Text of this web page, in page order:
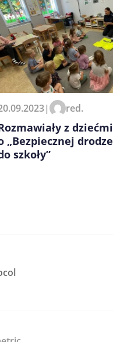
| red.
z dziećmi
„Bezpiecznej drodze
szkoły”